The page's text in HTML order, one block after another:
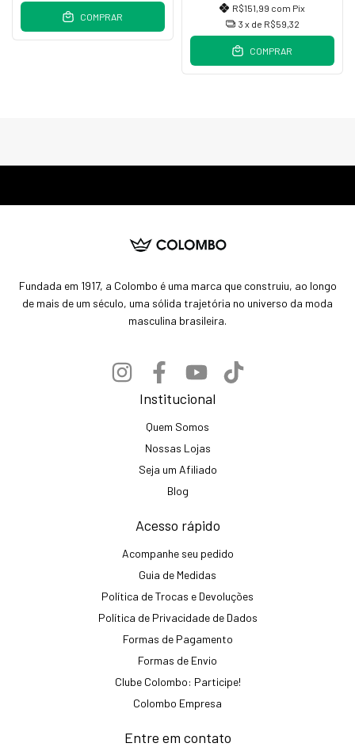
COMPRAR
R$151,99 com Pix
3 x de R$59,32
COMPRAR
Fundada em 1917, a Colombo é uma marca que construiu, ao longo
de mais de um século, uma sólida trajetória no universo da moda
masculina brasileira.
Institucional
Quem Somos
Nossas Lojas
Seja um Afiliado
Blog
Acesso rápido
Acompanhe seu pedido
Guia de Medidas
Política de Trocas e Devoluções
Política de Privacidade de Dados
Formas de Pagamento
Formas de Envio
Clube Colombo: Participe!
Colombo Empresa
Entre em contato